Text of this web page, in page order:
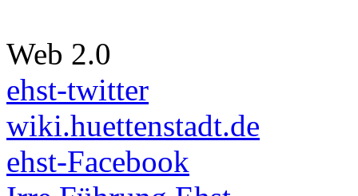
Web 2.0
ehst-twitter
wiki.huettenstadt.de
ehst-Facebook